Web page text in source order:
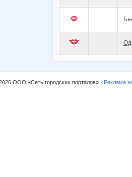
ООО «Сеть городских порталов» · Реклама